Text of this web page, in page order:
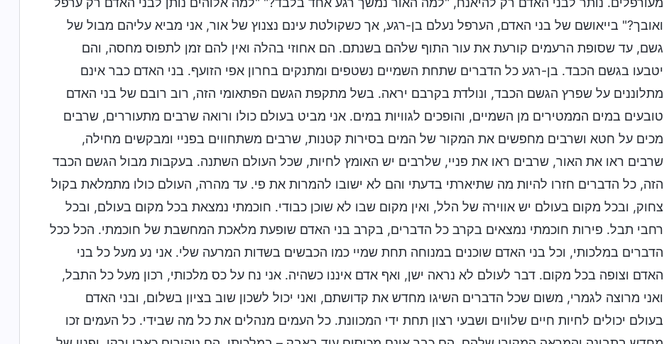
ואובך?" בייאושם של בני האדם, הערפל נעלם בן-רגע, אך כשקולטת עינם נצנוץ של אור, אני מביא עליהם מבול של
גשם, עד שסופת הרעמים קורעת את עור התוף שלהם בשנתם. הם אחוזי בהלה ואין להם זמן לתפוס מחסה, והם
יטבעו בגשם הכבד. בן-רגע כל הדברים שתחת השמיים נשטפים ומתנקים בחרון אפי הזועף. בני האדם כבר אינם
מתלוננים על שפרץ הגשם הכבד, ונולדת בקרבם יראה. בשל מתקפת הגשם הפתאומי הזה, רוב רובם של בני האדם
טובעים במים הממטירים מן השמיים, והופכים לגוויות במים. אני מביט בעולם כולו ורואה שרבים מתעוררים, שרבים
מכים על חטא ושרבים מחפשים את המקור של המים בסירות קטנות, שרבים משתחווים בפניי ומבקשים מחילה,
שרבים ראו את האור, שרבים ראו את פניי, שלרבים יש האומץ לחיות, שכל העולם השתנה. בעקבות מבול הגשם הכבד
הזה, כל הדברים חזרו להיות מה שתיארתי בדעתי והם לא ישובו להמרות את פי. עד מהרה, העולם כולו מתמלאת בקול
צחוק, ובכל מקום בעולם יש אווירה של הלל, ואין מקום שבו לא שוכן כבודי. חוכמתי נמצאת בכל מקום בעולם, ובכל
רחבי תבל. פירות חוכמתי נמצאים בקרב כל הדברים, בקרב בני האדם שופעת מלאכת המחשבת של חוכמתי. הכל ככל
הדברים במלכותי, וכל בני האדם שוכנים במנוחה תחת שמיי כמו הכבשים בשדות המרעה שלי. אני נע מעל כל בני
האדם וצופה בכל מקום. דבר לעולם לא נראה ישן, ואף אדם איננו כשהיה. אני נח על כס מלכותי, רכון מעל כל התבל,
ואני מרוצה לגמרי, משום שכל הדברים השיגו מחדש את קדושתם, ואני יכול לשכון שוב בציון בשלום, ובני האדם
בעולם יכולים לחיות חיים שלווים ושבעי רצון תחת ידי המכוונת. כל העמים מנהלים את כל מה שבידי. כל העמים זכו